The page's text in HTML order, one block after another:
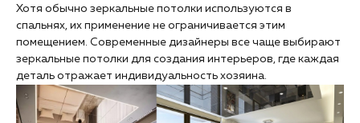
Хотя обычно зеркальные потолки используются в
спальнях, их применение не ограничивается этим
помещением. Современные дизайнеры все чаще выбирают
зеркальные потолки для создания интерьеров, где каждая
деталь отражает индивидуальность хозяина.